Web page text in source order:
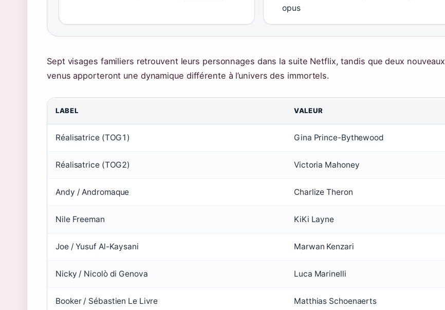
opus
Sept visages familiers retrouvent leurs personnages dans la suite Netflix, tandis que deux nouveaux
venus apporteront une dynamique différente à l’univers des immortels.
LABEL VALEUR
Réalisatrice (TOG1) Gina Prince-Bythewood
Réalisatrice (TOG2) Victoria Mahoney
Andy / Andromaque Charlize Theron
Nile Freeman KiKi Layne
Joe / Yusuf Al-Kaysani Marwan Kenzari
Nicky / Nicolò di Genova Luca Marinelli
Booker / Sébastien Le Livre Matthias Schoenaerts